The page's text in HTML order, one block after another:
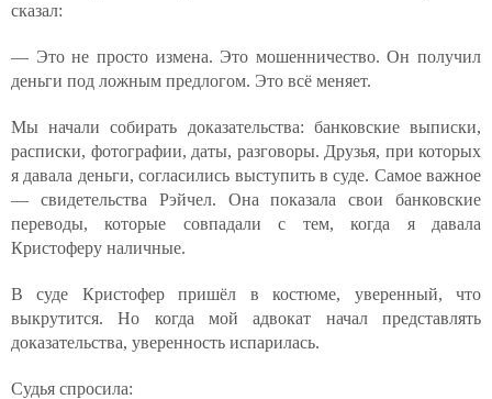
сказал:
— Это не просто измена. Это мошенничество. Он получил
деньги под ложным предлогом. Это всё меняет.
Мы начали собирать доказательства: банковские выписки,
расписки, фотографии, даты, разговоры. Друзья, при которых
я давала деньги, согласились выступить в суде. Самое важное
— свидетельства Рэйчел. Она показала свои банковские
переводы, которые совпадали с тем, когда я давала
Кристоферу наличные.
В суде Кристофер пришёл в костюме, уверенный, что
выкрутится. Но когда мой адвокат начал представлять
доказательства, уверенность испарилась.
Судья спросила: